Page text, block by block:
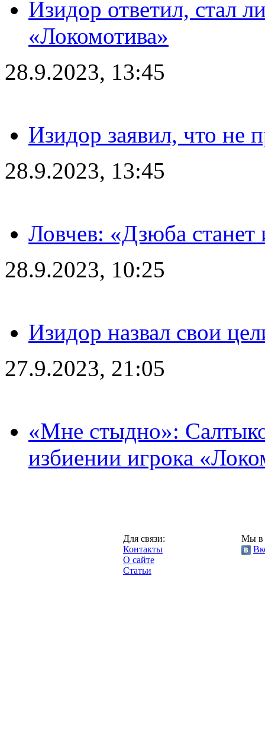
Изидор ответил, стал
«Локомотива»
28.9.2023, 13:45
Изидор заявил, что не
28.9.2023, 13:45
Ловчев: «Дзюба станет
28.9.2023, 10:25
Изидор назвал свои
27.9.2023, 21:05
«Мне стыдно»:
избиении игрока
Для связи:
Контакты
О сайте
Статьи
Мы в